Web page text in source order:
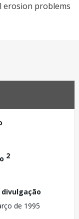
erosion problems
2
de 1995